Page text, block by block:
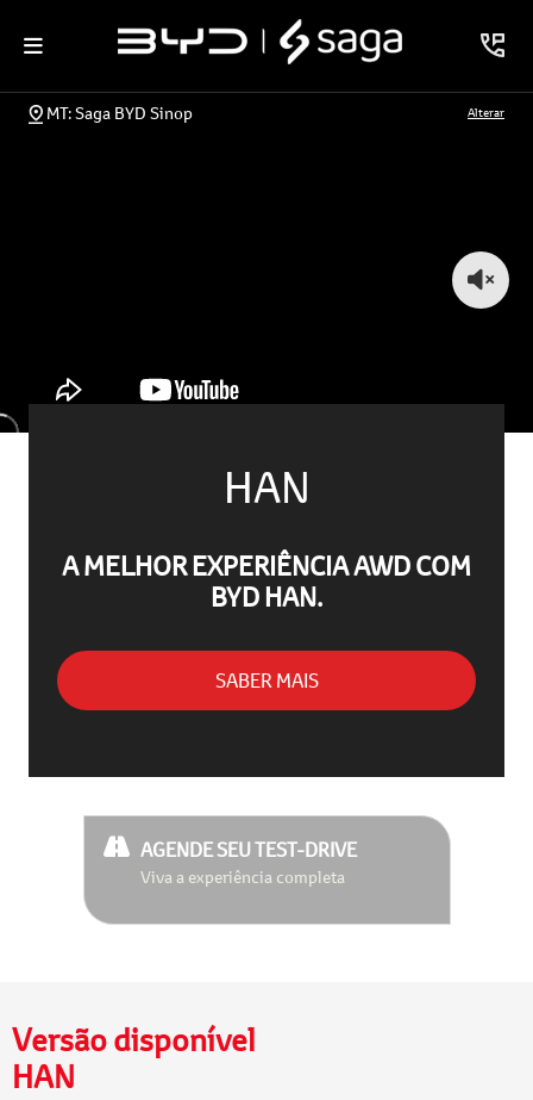
MT: Saga BYD Sinop Alterar
HAN
A MELHOR EXPERIÊNCIA AWD COM
BYD HAN.
SABER MAIS
AGENDE SEU TEST-DRIVE
Viva a experiência completa
Versão disponível
HAN